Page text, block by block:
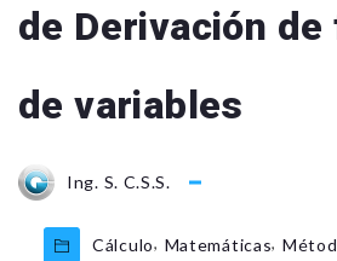
de Derivación
de variables
Ing. S. C.S.S.
Cálculo, Matemáticas,